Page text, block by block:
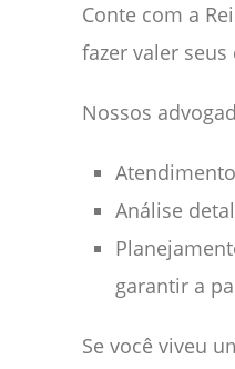
Conte com a
fazer valer
Nossos
Análise
garantir a
Se você viveu